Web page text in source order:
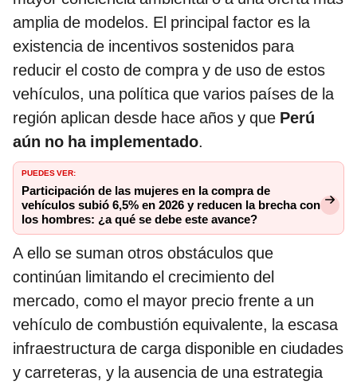
amplia de modelos. El principal factor es la
existencia de incentivos sostenidos para
reducir el costo de compra y de uso de estos
vehículos, una política que varios países de la
región aplican desde hace años y que Perú
aún no ha implementado.
PUEDES VER:
Participación de las mujeres en la compra de
vehículos subió 6,5% en 2026 y reducen la brecha con
los hombres: ¿a qué se debe este avance?
A ello se suman otros obstáculos que
continúan limitando el crecimiento del
mercado, como el mayor precio frente a un
vehículo de combustión equivalente, la escasa
infraestructura de carga disponible en ciudades
y carreteras, y la ausencia de una estrategia